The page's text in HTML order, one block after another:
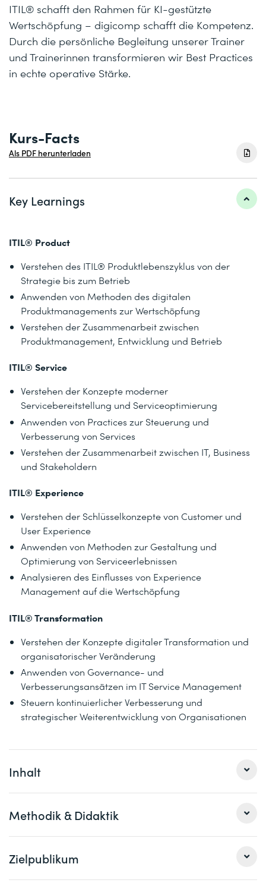
ITIL® schafft den Rahmen für KI-gestützte
Wertschöpfung – digicomp schafft die Kompetenz.
Durch die persönliche Begleitung unserer Trainer
und Trainerinnen transformieren wir Best Practices
in echte operative Stärke.
Kurs-Facts
Als PDF herunterladen
Key Learnings
ITIL® Product
Verstehen des ITIL® Produktlebenszyklus von der
Strategie bis zum Betrieb
Anwenden von Methoden des digitalen
Produktmanagements zur Wertschöpfung
Verstehen der Zusammenarbeit zwischen
Produktmanagement, Entwicklung und Betrieb
ITIL® Service
Verstehen der Konzepte moderner
Servicebereitstellung und Serviceoptimierung
Anwenden von Practices zur Steuerung und
Verbesserung von Services
Verstehen der Zusammenarbeit zwischen IT, Business
und Stakeholdern
ITIL® Experience
Verstehen der Schlüsselkonzepte von Customer und
User Experience
Anwenden von Methoden zur Gestaltung und
Optimierung von Serviceerlebnissen
Analysieren des Einflusses von Experience
Management auf die Wertschöpfung
ITIL® Transformation
Verstehen der Konzepte digitaler Transformation und
organisatorischer Veränderung
Anwenden von Governance- und
Verbesserungsansätzen im IT Service Management
Steuern kontinuierlicher Verbesserung und
strategischer Weiterentwicklung von Organisationen
Inhalt
1ITIL® Product
Einführung in digitale Produkte
Discover
Design
Methodik & Didaktik
In diesem Kurspaket werden die Inhalte des offiziellen
Zielpublikum